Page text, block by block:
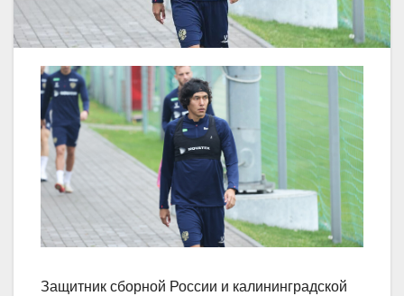
Защитник сборной России и калининградской